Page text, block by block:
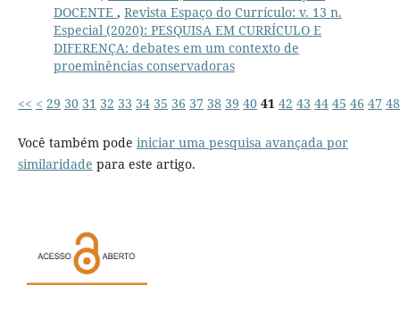
DOCENTE , Revista Espaço do Currículo: v. 13 n.
Especial (2020): PESQUISA EM CURRÍCULO E
DIFERENÇA: debates em um contexto de
proeminências conservadoras
<< < 29 30 31 32 33 34 35 36 37 38 39 40 41 42 43 44 45 46 47 48
Você também pode iniciar uma pesquisa avançada por
similaridade para este artigo.